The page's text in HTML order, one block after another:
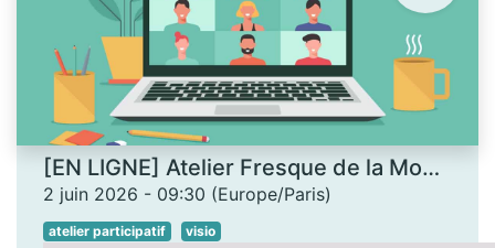
[EN LIGNE] Atelier Fresque de la Monnaie
2 juin 2026 - 09:30 (Europe/Paris)
atelier participatif visio